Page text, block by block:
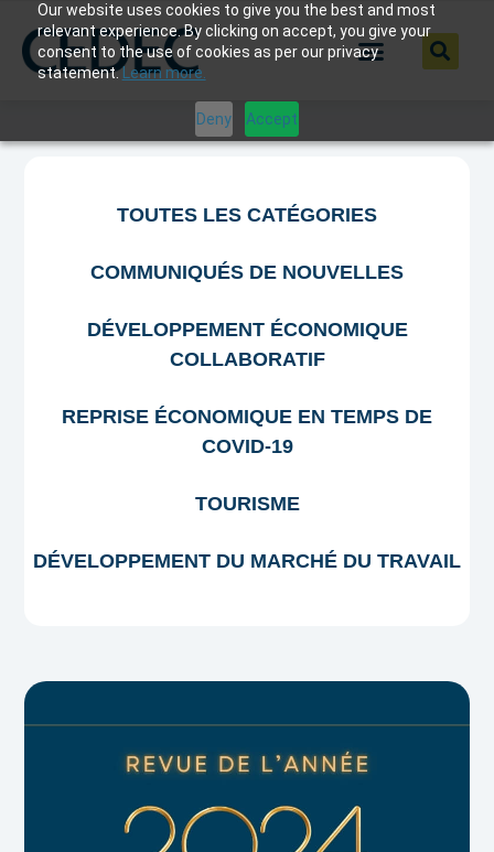
Our website uses cookies to give you the best and most
relevant experience. By clicking on accept, you give your
consent to the use of cookies as per our privacy
statement.Learn more.
Deny Accept
TOUTES LES CATÉGORIES
COMMUNIQUÉS DE NOUVELLES
DÉVELOPPEMENT ÉCONOMIQUE
COLLABORATIF
REPRISE ÉCONOMIQUE EN TEMPS DE
COVID-19
TOURISME
DÉVELOPPEMENT DU MARCHÉ DU TRAVAIL